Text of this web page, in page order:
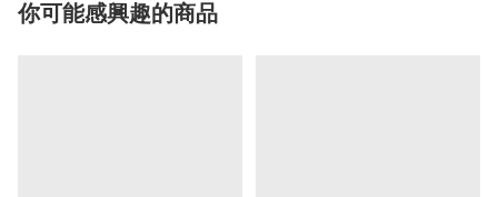
你可能感興趣的商品